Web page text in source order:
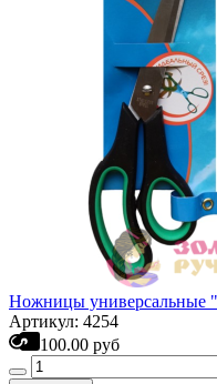
Ножницы универсальные
Артикул: 4254
100.00 руб